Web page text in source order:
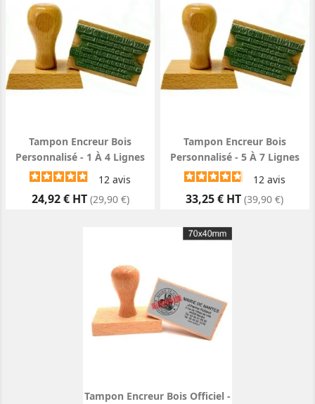
Tampon Encreur Bois
Personnalisé - 1 À 4 Lignes
12avis
Prix
24,92 € HT (29,90 €)
Tampon Encreur Bois
Personnalisé - 5 À 7 Lignes
12 avis
Prix
33,25 € HT (39,90 €)
Tampon Encreur Bois Officiel -